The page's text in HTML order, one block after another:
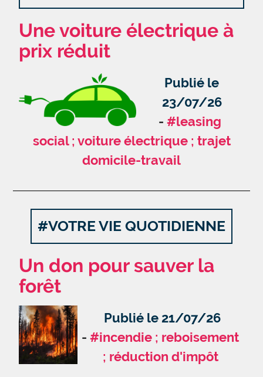
Une voiture électrique à
prix réduit
Publié le
23/07/26
#leasing
social ; voiture électrique ; trajet
domicile-travail
#VOTRE VIE QUOTIDIENNE
Un don pour sauver la
forêt
Publié le 21/07/26
#incendie ; reboisement
; réduction d'impôt